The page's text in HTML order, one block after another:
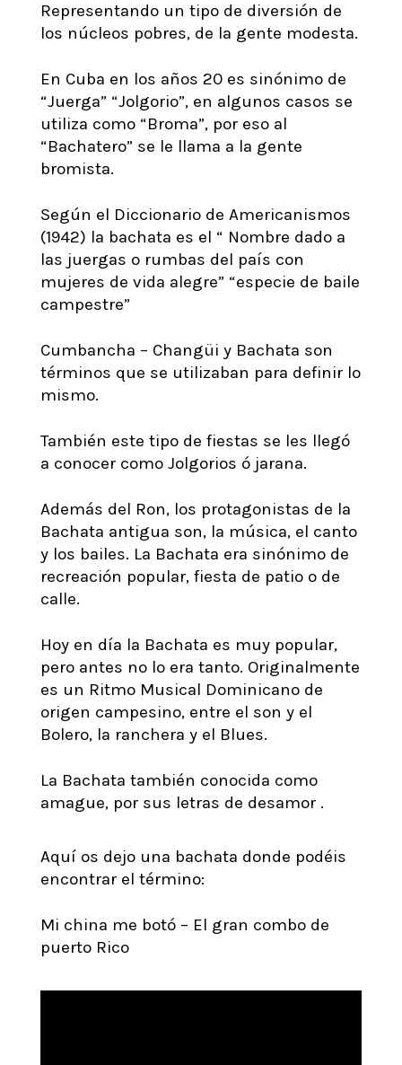
Representando un tipo de diversión de
los núcleos pobres, de la gente modesta.
En Cuba en los años 20 es sinónimo de
“Juerga” “Jolgorio”, en algunos casos se
utiliza como “Broma”, por eso al
“Bachatero” se le llama a la gente
bromista.
Según el Diccionario de Americanismos
(1942) la bachata es el “ Nombre dado a
las juergas o rumbas del país con
mujeres de vida alegre” “especie de baile
campestre”
Cumbancha – Changüi y Bachata son
términos que se utilizaban para definir lo
mismo.
También este tipo de fiestas se les llegó
a conocer como Jolgorios ó jarana.
Además del Ron, los protagonistas de la
Bachata antigua son, la música, el canto
y los bailes. La Bachata era sinónimo de
recreación popular, fiesta de patio o de
calle.
Hoy en día la Bachata es muy popular,
pero antes no lo era tanto. Originalmente
es un Ritmo Musical Dominicano de
origen campesino, entre el son y el
Bolero, la ranchera y el Blues.
La Bachata también conocida como
amague, por sus letras de desamor .
Aquí os dejo una bachata donde podéis
encontrar el término:
Mi china me botó – El gran combo de
puerto Rico